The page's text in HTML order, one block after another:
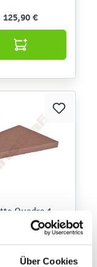
Über Cookies
125,90 €
Quadro 1,
H 10 cm
101519